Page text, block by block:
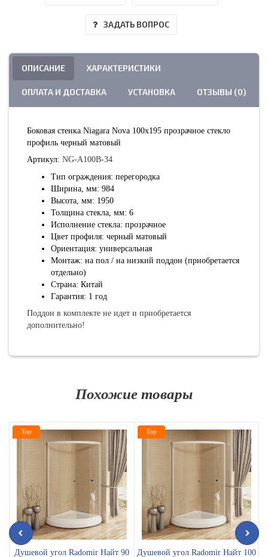
ЗАДАТЬ ВОПРОС
ОПИСАНИЕ ХАРАКТЕРИСТИКИ
ОПЛАТА И ДОСТАВКА УСТАНОВКА ОТЗЫВЫ (0)
Боковая стенка Niagara Nova 100х195 прозрачное стекло
профиль черный матовый
Артикул: NG-A100B-34
Тип ограждения: перегородка
Ширина, мм: 984
Высота, мм: 1950
Толщина стекла, мм: 6
Исполнение стекла: прозрачное
Цвет профиля: черный матовый
Ориентация: универсальная
Монтаж: на пол / на низкий поддон (приобретается
отдельно)
Страна: Китай
Гарантия: 1 год
Поддон в комплекте не идет и приобретается
дополнительно!
Похожие товары
Душевой угол Radomir Найт 90
Top
Душевой угол Radomir Найт 100
Top